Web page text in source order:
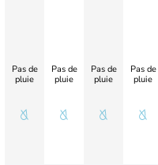
Pas de
pluie
Pas de
pluie
Pas de
pluie
Pas de
pluie